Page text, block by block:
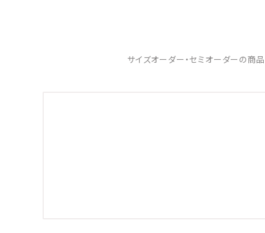
サイズオーダー・セミオーダーの商